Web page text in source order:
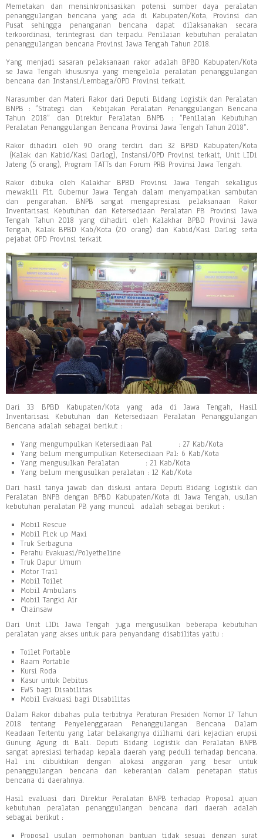
Memetakan dan mensinkronisasikan potensi sumber daya peralatan
penanggulangan bencana yang ada di Kabupaten/Kota, Provinsi dan
Pusat sehingga penanganan bencana dapat dilaksanakan secara
terkoordinasi, terintegrasi dan terpadu. Penilaian kebutuhan peralatan
penanggulangan bencana Provinsi Jawa Tengah Tahun 2018.
Yang menjadi sasaran pelaksanaan rakor adalah BPBD Kabupaten/Kota
se Jawa Tengah khususnya yang mengelola peralatan penanggulangan
bencana dan Instansi/Lembaga/OPD Provinsi terkait.
Narasumber dan Materi Rakor dari Deputi Bidang Logistik dan Peralatan
BNPB : ”Strategi dan Kebijakan Peralatan Penanggulangan Bencana
Tahun 2018” dan Direktur Peralatan BNPB : “Penilaian Kebutuhan
Peralatan Penanggulangan Bencana Provinsi Jawa Tengah Tahun 2018”.
Rakor dihadiri oleh 90 orang terdiri dari 32 BPBD Kabupaten/Kota
(Kalak dan Kabid/Kasi Darlog), Instansi/OPD Provinsi terkait, Unit LIDi
Jateng (5 orang), Program TATTs dan Forum PRB Provinsi Jawa Tengah.
Rakor dibuka oleh Kalakhar BPBD Provinsi Jawa Tengah sekaligus
mewakili Plt. Gubernur Jawa Tengah dalam menyampaikan sambutan
dan pengarahan. BNPB sangat mengapresiasi pelaksanaan Rakor
Inventarisasi Kebutuhan dan Ketersediaan Peralatan PB Provinsi Jawa
Tengah Tahun 2018 yang dihadiri oleh Kalakhar BPBD Provinsi Jawa
Tengah, Kalak BPBD Kab/Kota (20 orang) dan Kabid/Kasi Darlog serta
pejabat OPD Provinsi terkait.
Dari 33 BPBD Kabupaten/Kota yang ada di Jawa Tengah, Hasil
Inventarisasi Kebutuhan dan Ketersediaan Peralatan Penanggulangan
Bencana adalah sebagai berikut :
Yang mengumpulkan Ketersediaan Pal : 27 Kab/Kota
Yang belum mengumpulkan Ketersediaan Pal: 6 Kab/Kota
Yang mengusulkan Peralatan : 21 Kab/Kota
Yang belum mengusulkan peralatan : 12 Kab/Kota
Dari hasil tanya jawab dan diskusi antara Deputi Bidang Logistik dan
Peralatan BNPB dengan BPBD Kabupaten/Kota di Jawa Tengah, usulan
kebutuhan peralatan PB yang muncul adalah sebagai berikut :
Mobil Rescue
Mobil Pick up Maxi
Truk Serbaguna
Perahu Evakuasi/Polyetheline
Truk Dapur Umum
Motor Trail
Mobil Toilet
Mobil Ambulans
Mobil Tangki Air
Chainsaw
Dari Unit LIDi Jawa Tengah juga mengusulkan beberapa kebutuhan
peralatan yang akses untuk para penyandang disabilitas yaitu :
Toilet Portable
Raam Portable
Kursi Roda
Kasur untuk Debitus
EWS bagi Disabilitas
Mobil Evakuasi bagi Disabilitas
Dalam Rakor dibahas pula terbitnya Peraturan Presiden Nomor 17 Tahun
2018 tentang Penyelenggaraan Penanggulangan Bencana Dalam
Keadaan Tertentu yang latar belakangnya diilhami dari kejadian erupsi
Gunung Agung di Bali. Deputi Bidang Logistik dan Peralatan BNPB
sangat apresiasi terhadap kepala daerah yang peduli terhadap bencana.
Hal ini dibuktikan dengan alokasi anggaran yang besar untuk
penanggulangan bencana dan keberanian dalam penetapan status
bencana di daerahnya.
Hasil evaluasi dari Direktur Peralatan BNPB terhadap Proposal ajuan
kebutuhan peralatan penanggulangan bencana dari daerah adalah
sebagai berikut :